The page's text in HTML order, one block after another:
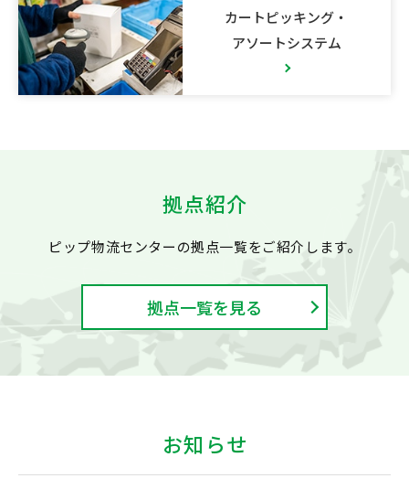
カートピッキング・
アソートシステム
拠点紹介
ピップ物流センターの拠点一覧をご紹介します。
拠点一覧を見る
お知らせ